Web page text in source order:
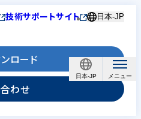
日本-JP
技術サポートサイト 日本-JP
ロード
わせ